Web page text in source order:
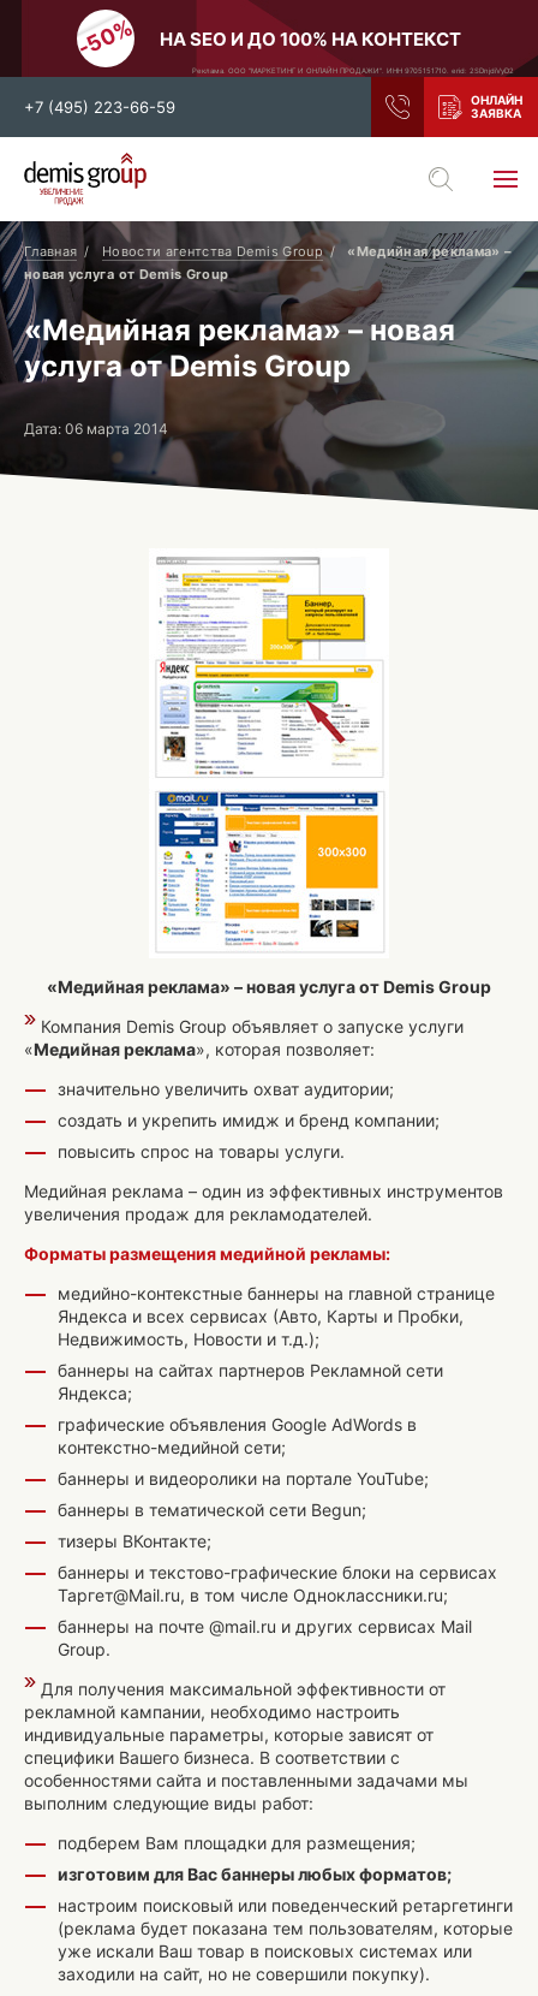
НА SEO И ДО 100% НА КОНТЕКСТ
Реклама. ООО "МАРКЕТИНГ И ОНЛАЙН ПРОДАЖИ". ИНН 9705151710. erid: 2SDnjdiVyD2
+7 (495) 223-66-59
Выберите свой город
Москва
Санкт-Петербург
Нижний Новгород
Тамбов
Воронеж
Тула
Новосибирск
Екатеринбург
Ростов-на-Дону
Казань
и все регионы РФ
Главная Новости агентства Demis Group
«Медийная реклама» –
новая услуга от Demis Group
«Медийная реклама» – новая
услуга от Demis Group
Дата: 06 марта 2014
«Медийная реклама» – новая услуга от Demis Group
Компания Demis Group объявляет о запуске услуги
«Медийная реклама», которая позволяет:
значительно увеличить охват аудитории;
создать и укрепить имидж и бренд компании;
повысить спрос на товары услуги.
Медийная реклама – один из эффективных инструментов
увеличения продаж для рекламодателей.
Форматы размещения медийной рекламы:
медийно-контекстные баннеры на главной странице
Яндекса и всех сервисах (Авто, Карты и Пробки,
Недвижимость, Новости и т.д.);
баннеры на сайтах партнеров Рекламной сети
Яндекса;
графические объявления Google AdWords в
контекстно-медийной сети;
баннеры и видеоролики на портале YouTube;
баннеры в тематической сети Begun;
тизеры ВКонтакте;
баннеры и текстово-графические блоки на сервисах
Таргет@Mail.ru, в том числе Одноклассники.ru;
баннеры на почте @mail.ru и других сервисах Mail
Group.
Для получения максимальной эффективности от
рекламной кампании, необходимо настроить
индивидуальные параметры, которые зависят от
специфики Вашего бизнеса. В соответствии с
особенностями сайта и поставленными задачами мы
выполним следующие виды работ:
подберем Вам площадки для размещения;
изготовим для Вас баннеры любых форматов;
настроим поисковый или поведенческий ретаргетинги
(реклама будет показана тем пользователям, которые
уже искали Ваш товар в поисковых системах или
заходили на сайт, но не совершили покупку).